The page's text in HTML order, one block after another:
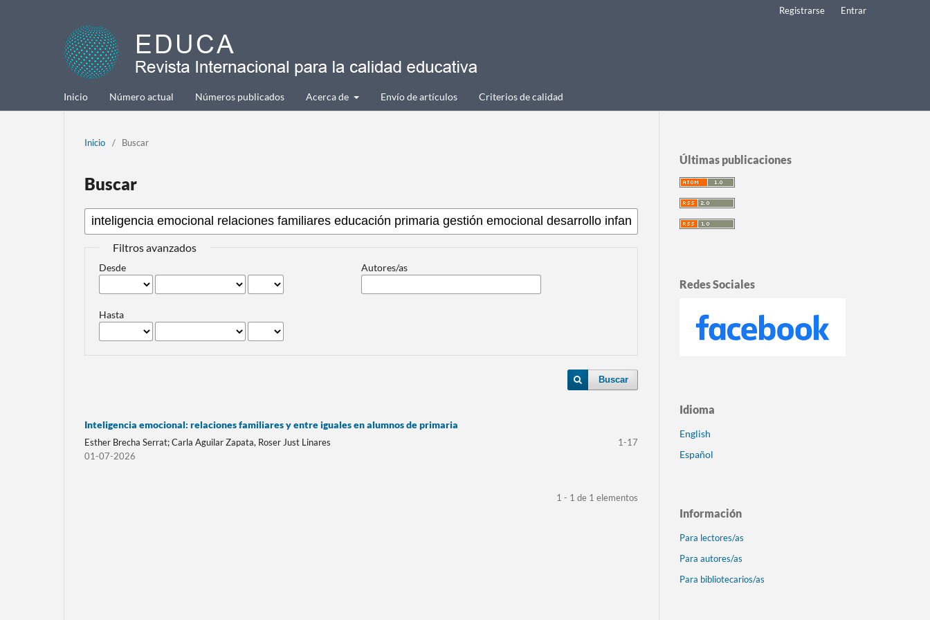
Inicio Número actual Números publicados Acerca de Envío de artículos Criterios de calidad
Registrarse Entrar
Inicio / Buscar
Buscar
Filtros avanzados
Desde
Hasta
Autores/as
Buscar
Inteligencia emocional: relaciones familiares y entre iguales en alumnos de primaria
Esther Brecha Serrat; Carla Aguilar Zapata, Roser Just Linares
1-17
01-07-2026
1 - 1 de 1 elementos
Últimas publicaciones
Redes Sociales
Idioma
English
Español
Información
Para lectores/as
Para autores/as
Para bibliotecarios/as